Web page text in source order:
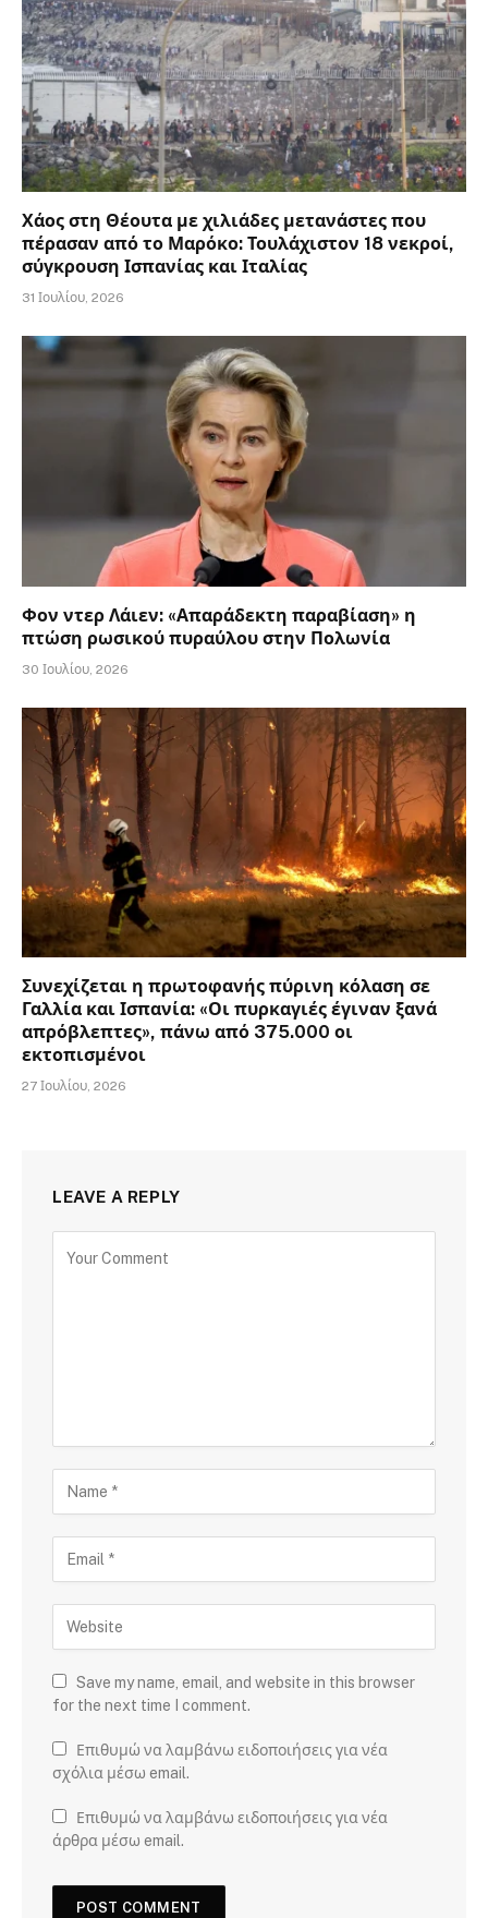
Χάος στη Θέουτα με χιλιάδες μετανάστες που
πέρασαν από το Μαρόκο: Τουλάχιστον 18 νεκροί,
σύγκρουση Ισπανίας και Ιταλίας
31 Ιουλίου, 2026
Φον ντερ Λάιεν: «Απαράδεκτη παραβίαση» η
πτώση ρωσικού πυραύλου στην Πολωνία
30 Ιουλίου, 2026
Συνεχίζεται η πρωτοφανής πύρινη κόλαση σε
Γαλλία και Ισπανία: «Οι πυρκαγιές έγιναν ξανά
απρόβλεπτες», πάνω από 375.000 οι
εκτοπισμένοι
27 Ιουλίου, 2026
LEAVE A REPLY
Save my name, email, and website in this browser
for the next time I comment.
Επιθυμώ να λαμβάνω ειδοποιήσεις για νέα
σχόλια μέσω email.
Επιθυμώ να λαμβάνω ειδοποιήσεις για νέα
άρθρα μέσω email.